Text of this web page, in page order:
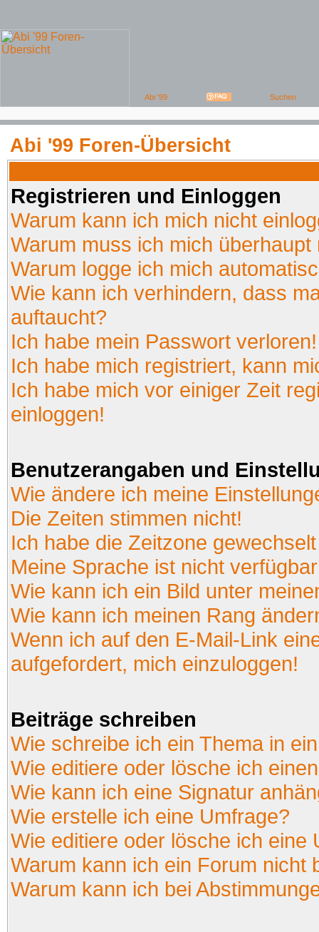
Abi '99 Foren-Übersicht
Registrieren und Einloggen
Warum kann ich mich nicht
Warum muss ich mich überhaupt
Warum logge ich mich
Wie kann ich verhindern, dass
auftaucht?
Ich habe mein Passwort verloren!
Ich habe mich registriert, kann
Ich habe mich vor einiger Zeit
einloggen!
Benutzerangaben und
Wie ändere ich meine
Die Zeiten stimmen nicht!
Ich habe die Zeitzone
Meine Sprache ist nicht
Wie kann ich ein Bild unter
Wie kann ich meinen Rang
Wenn ich auf den E-Mail-Link
aufgefordert, mich einzuloggen!
Beiträge schreiben
Wie schreibe ich ein Thema in
Wie editiere oder lösche ich
Wie kann ich eine Signatur
Wie erstelle ich eine Umfrage?
Wie editiere oder lösche ich eine
Warum kann ich ein Forum nicht
Warum kann ich bei